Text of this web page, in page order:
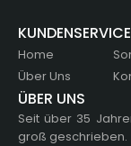
KUNDENSERVICE
Home
Über Uns
ÜBER UNS
Seit über 35
groß geschrieben.